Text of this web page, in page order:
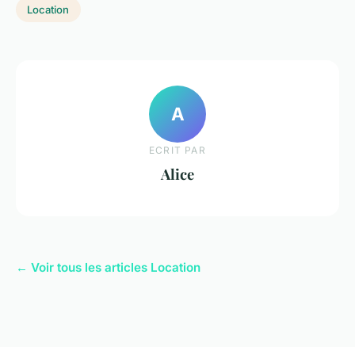
Location
A
ECRIT PAR
Alice
← Voir tous les articles Location